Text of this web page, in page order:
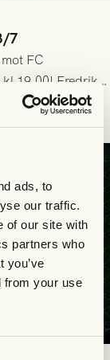
ads, to
our traffic.
of our site with
partners who
you’ve
from your use
7
FC
19.00! Fredrik
trupp till